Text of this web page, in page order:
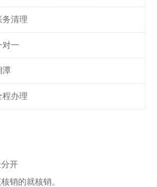
务清理
对一
潭
程办理
开
销的就核销。